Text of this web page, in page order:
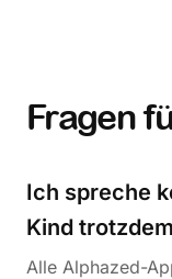
Fragen
Ich spreche
Kind
Alle Alphazed-